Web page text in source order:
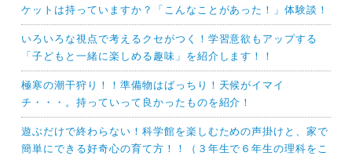
ケットは持っていますか？「こんなことがあった！」体験談！
いろいろな視点で考えるクセがつく！学習意欲もアップする
「子どもと一緒に楽しめる趣味」を紹介します！！
極寒の潮干狩り！！準備物はばっちり！天候がイマイ
チ・・・。持っていって良かったものを紹介！
遊ぶだけで終わらない！科学館を楽しむための声掛けと、家で
簡単にできる好奇心の育て方！！（３年生で６年生の理科をこ